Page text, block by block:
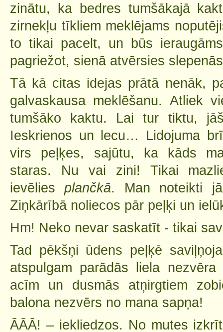
zinātu, ka bedres tumšākajā
zirnekļu tīkliem meklējams
to tikai pacelt, un būs
pagriežot, sienā atvērsies
Tā kā citas idejas prātā nenāk,
galvaskausa meklēšanu. Atliek
tumšāko kaktu. Lai tur tiktu,
Ieskrienos un lecu… Lidojuma
virs peļķes, sajūtu, ka kāds
staras. Nu vai zini! Tikai
ievēliesplančkā. Man noteikti
Ziņkārībā noliecos pār peļķi un
Hm! Neko nevar saskatīt - tikai
Tad pēkšņi ūdens peļķē
atspulgam parādās liela
acīm un dusmās atņirgtiem
balona nezvērs no mana sapņa!
ĀĀĀ! – iekliedzos. No mutes